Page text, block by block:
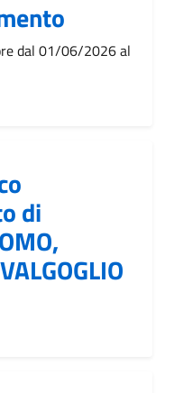
dal 01/06/2026 al
di